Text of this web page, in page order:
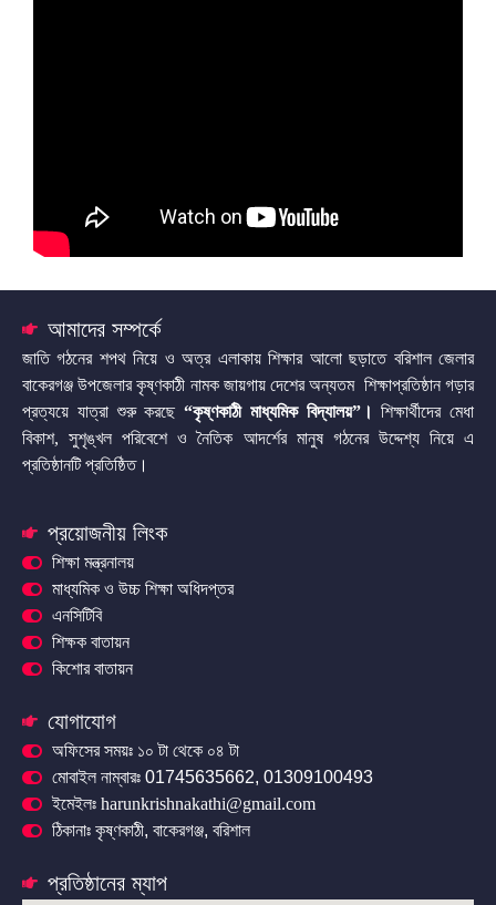
আমাদের সম্পর্কে
জাতি গঠনের শপথ নিয়ে ও অত্র এলাকায় শিক্ষার আলো ছড়াতে বরিশাল জেলার
বাকেরগঞ্জ উপজেলার কৃষ্ণকাঠী নামক জায়গায় দেশের অন্যতম শিক্ষাপ্রতিষ্ঠান গড়ার
প্রত্যয়ে যাত্রা শুরু করছে “কৃষ্ণকাঠী মাধ্যমিক বিদ্যালয়”।শিক্ষার্থীদের মেধা
বিকাশ, সুশৃঙ্খল পরিবেশে ও নৈতিক আদর্শের মানুষ গঠনের উদ্দেশ্য নিয়ে এ
প্রতিষ্ঠানটি প্রতিষ্ঠিত।
প্রয়োজনীয় লিংক
শিক্ষা মন্ত্রনালয়
মাধ্যমিক ও উচ্চ শিক্ষা অধিদপ্তর
এনসিটিবি
শিক্ষক বাতায়ন
কিশোর বাতায়ন
যোগাযোগ
অফিসের সময়ঃ ১০ টা থেকে ০৪ টা
মোবাইল নাম্বারঃ 01745635662, 01309100493
ইমেইলঃ harunkrishnakathi@gmail.com
ঠিকানাঃ কৃষ্ণকাঠী, বাকেরগঞ্জ, বরিশাল
প্রতিষ্ঠানের ম্যাপ